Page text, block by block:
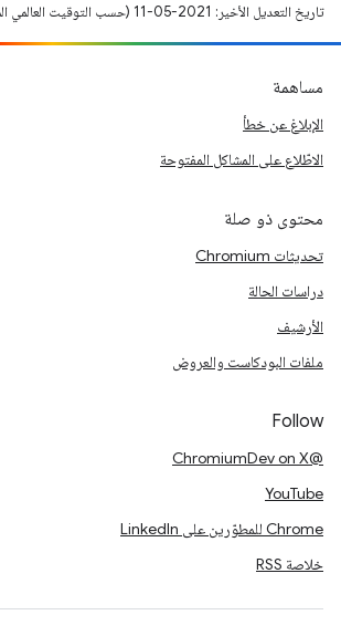
تاريخ التعديل الأخير: 2021-05-11 (حسب التوقيت العالمي المتفَّق عليه)
مساهمة
الإبلاغ عن خطأ
الاطّلاع على المشاكل المفتوحة
محتوى ذو صلة
تحديثات Chromium
دراسات الحالة
الأرشيف
ملفات البودكاست والعروض
Follow
@ChromiumDev on X
YouTube
Chrome للمطوّرين على LinkedIn
خلاصة RSS